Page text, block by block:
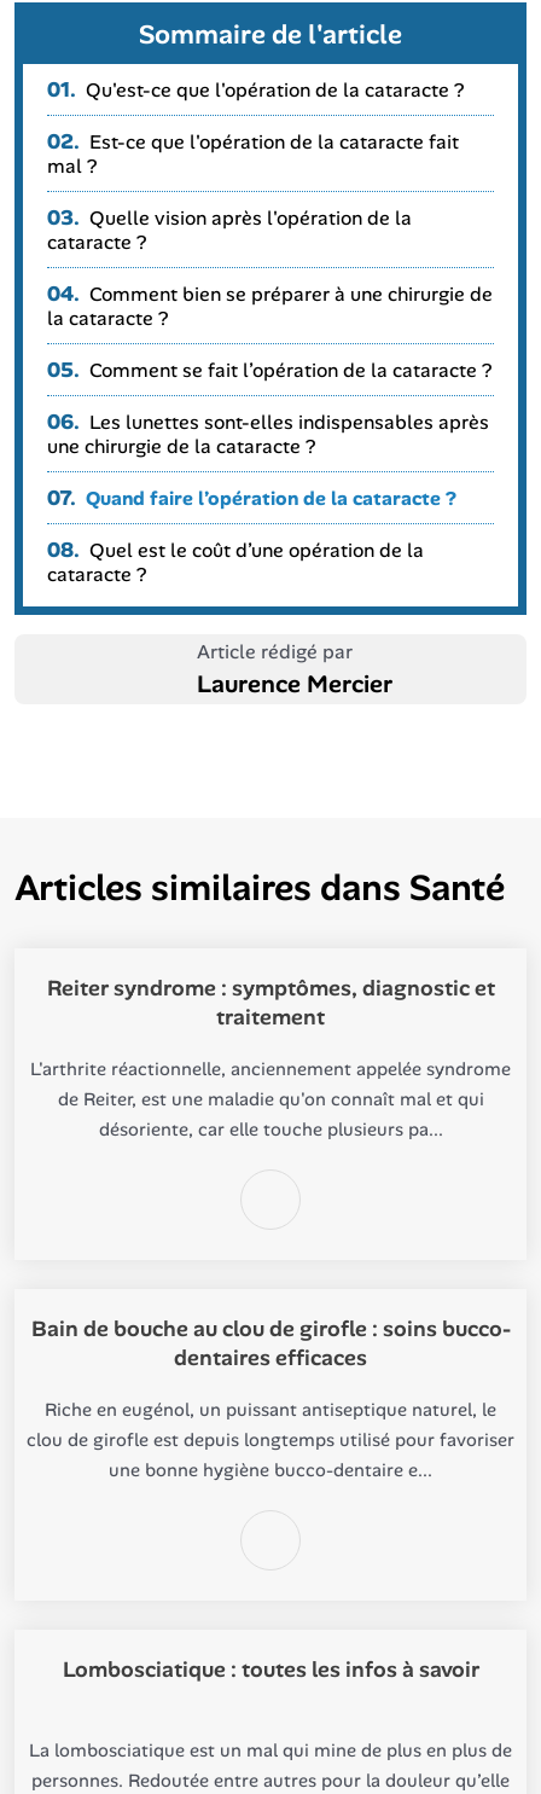
Sommaire de l'article
01. Qu'est-ce que l'opération de la cataracte ?
02. Est-ce que l'opération de la cataracte fait
mal ?
03. Quelle vision après l'opération de la
cataracte ?
04. Comment bien se préparer à une chirurgie de
la cataracte ?
05. Comment se fait l’opération de la cataracte ?
06. Les lunettes sont-elles indispensables après
une chirurgie de la cataracte ?
07. Quand faire l’opération de la cataracte ?
08. Quel est le coût d’une opération de la
cataracte ?
Article rédigé par
Laurence Mercier
Articles similaires dans Santé
Reiter syndrome : symptômes, diagnostic et
traitement
L'arthrite réactionnelle, anciennement appelée syndrome
de Reiter, est une maladie qu'on connaît mal et qui
désoriente, car elle touche plusieurs pa...
Bain de bouche au clou de girofle : soins bucco-
dentaires efficaces
Riche en eugénol, un puissant antiseptique naturel, le
clou de girofle est depuis longtemps utilisé pour favoriser
une bonne hygiène bucco-dentaire e...
Lombosciatique : toutes les infos à savoir
La lombosciatique est un mal qui mine de plus en plus de
personnes. Redoutée entre autres pour la douleur qu’elle